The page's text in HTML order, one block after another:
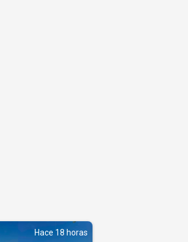
Hace 18 horas